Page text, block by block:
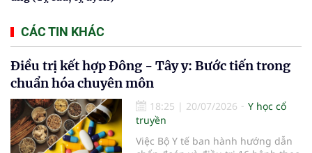
CÁC TIN KHÁC
Điều trị kết hợp Đông - Tây y: Bước tiến trong
chuẩn hóa chuyên môn
18:25 | 20/07/2026
Y học cổ
truyền
Việc Bộ Y tế ban hành hướng dẫn